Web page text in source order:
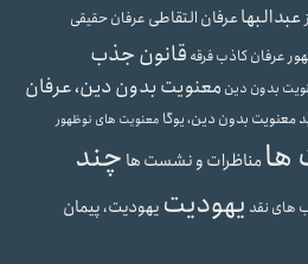
عبدالبهاعرفان التقاطی عرفان حقیقی
عرفان کاذبفرقه قانون جذب
بدون دین معنویت بدون دین، عرفان
معنویت بدون دین، یوگا معنویت های نوظهور
هامناظرات و نشست ها چند
های نقد یهودیت یهودیت، پیمان